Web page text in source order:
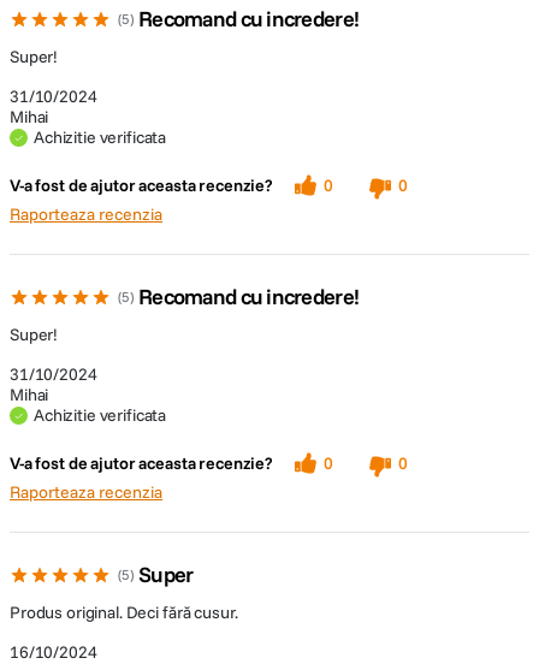
5 Recomand cu incredere!
31/10/2024
Mihai
Achizitie verificata
Super!
V-a fost de ajutor aceasta recenzie? 0
0
Raporteaza recenzia
5 Recomand cu incredere!
31/10/2024
Mihai
Achizitie verificata
Super!
V-a fost de ajutor aceasta recenzie? 0
0
Raporteaza recenzia
5 Super
16/10/2024
Produs original. Deci fără cusur.